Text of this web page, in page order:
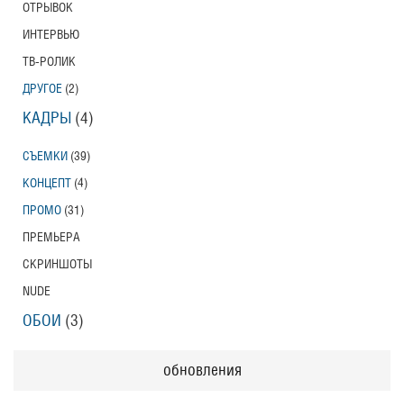
ОТРЫВОК
ИНТЕРВЬЮ
ТВ-РОЛИК
ДРУГОЕ (2)
КАДРЫ (4)
СЪЕМКИ (39)
КОНЦЕПТ (4)
ПРОМО (31)
ПРЕМЬЕРА
СКРИНШОТЫ
NUDE
ОБОИ (3)
обновления